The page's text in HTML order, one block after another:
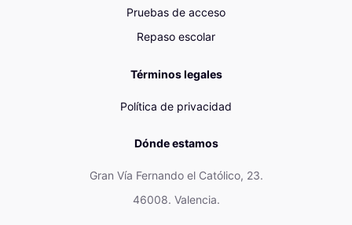
Pruebas de acceso
Repaso escolar
Términos legales
Política de privacidad
Dónde estamos
Gran Vía Fernando el Católico, 23.
46008. Valencia.